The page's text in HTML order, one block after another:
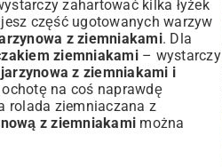
zahartować kilka łyżek
część ugotowanych warzyw
z ziemniakami. Dla
ziemniakami– wystarczy
z ziemniakami i
na coś naprawdę
rolada ziemniaczana z
z ziemniakami można